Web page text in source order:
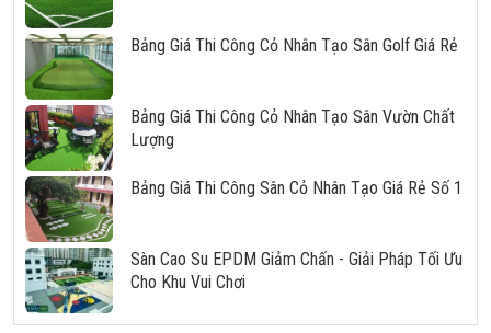
Bảng Giá Thi Công Cỏ Nhân Tạo Sân Golf Giá Rẻ
Bảng Giá Thi Công Cỏ Nhân Tạo Sân Vườn Chất
Lượng
Bảng Giá Thi Công Sân Cỏ Nhân Tạo Giá Rẻ Số 1
Sàn Cao Su EPDM Giảm Chấn - Giải Pháp Tối Ưu
Cho Khu Vui Chơi